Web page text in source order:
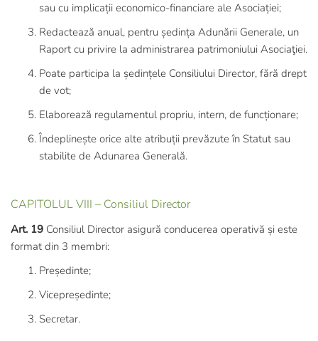
sau cu implicații economico-financiare ale Asociației;
Redactează anual, pentru ședința Adunării Generale, un
Raport cu privire la administrarea patrimoniului Asociaţiei.
Poate participa la ședințele Consiliului Director, fără drept
de vot;
Elaborează regulamentul propriu, intern, de funcționare;
Îndeplinește orice alte atribuții prevăzute în Statut sau
stabilite de Adunarea Generală.
CAPITOLUL VIII – Consiliul Director
Art. 19 Consiliul Director asigură conducerea operativă și este
format din 3 membri:
Președinte;
Vicepreședinte;
Secretar.